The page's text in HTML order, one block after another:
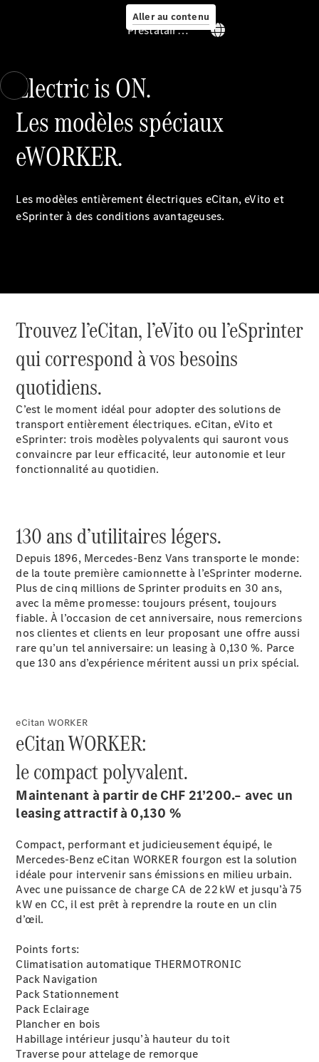
Aller au contenu
Services
& assistance
Solutions
de mobilité
Commande
intelligente
du véhicule
Garantie &
pièces
d’origine
Mercedes-
Benz
QualityService
Prendre
rendez-
vous à
l'atelier
À notre sujet
L'entreprise
Interlocuteur
Sites et
horaires
de contact
Prendre
rendez-
vous à
l'atelier
Prestataire / Protection des données
Electric is ON.
Les modèles spéciaux
eWORKER.
Les modèles entièrement électriques eCitan, eVito et
eSprinter à des conditions avantageuses.
Trouvez l’eCitan, l’eVito ou l’eSprinter
qui correspond à vos besoins
quotidiens.
C’est le moment idéal pour adopter des solutions de
transport entièrement électriques. eCitan, eVito et
eSprinter: trois modèles polyvalents qui sauront vous
convaincre par leur efficacité, leur autonomie et leur
fonctionnalité au quotidien.
130 ans d’utilitaires légers.
Depuis 1896, Mercedes-Benz Vans transporte le monde:
de la toute première camionnette à l’eSprinter moderne.
Plus de cinq millions de Sprinter produits en 30 ans,
avec la même promesse: toujours présent, toujours
fiable. À l’occasion de cet anniversaire, nous remercions
nos clientes et clients en leur proposant une offre aussi
rare qu’un tel anniversaire: un leasing à 0,130 %. Parce
que 130 ans d’expérience méritent aussi un prix spécial.
eCitan WORKER
eCitan WORKER:
le compact polyvalent.
Maintenant à partir de CHF 21’200.– avec un
leasing attractif à 0,130 %
Compact, performant et judicieusement équipé, le
Mercedes-Benz eCitan WORKER fourgon est la solution
idéale pour intervenir sans émissions en milieu urbain.
Avec une puissance de charge CA de 22 kW et jusqu’à 75
kW en CC, il est prêt à reprendre la route en un clin
d’œil.
Points forts:
Climatisation automatique THERMOTRONIC
Pack Navigation
Pack Stationnement
Pack Eclairage
Plancher en bois
Habillage intérieur jusqu’à hauteur du toit
Traverse pour attelage de remorque